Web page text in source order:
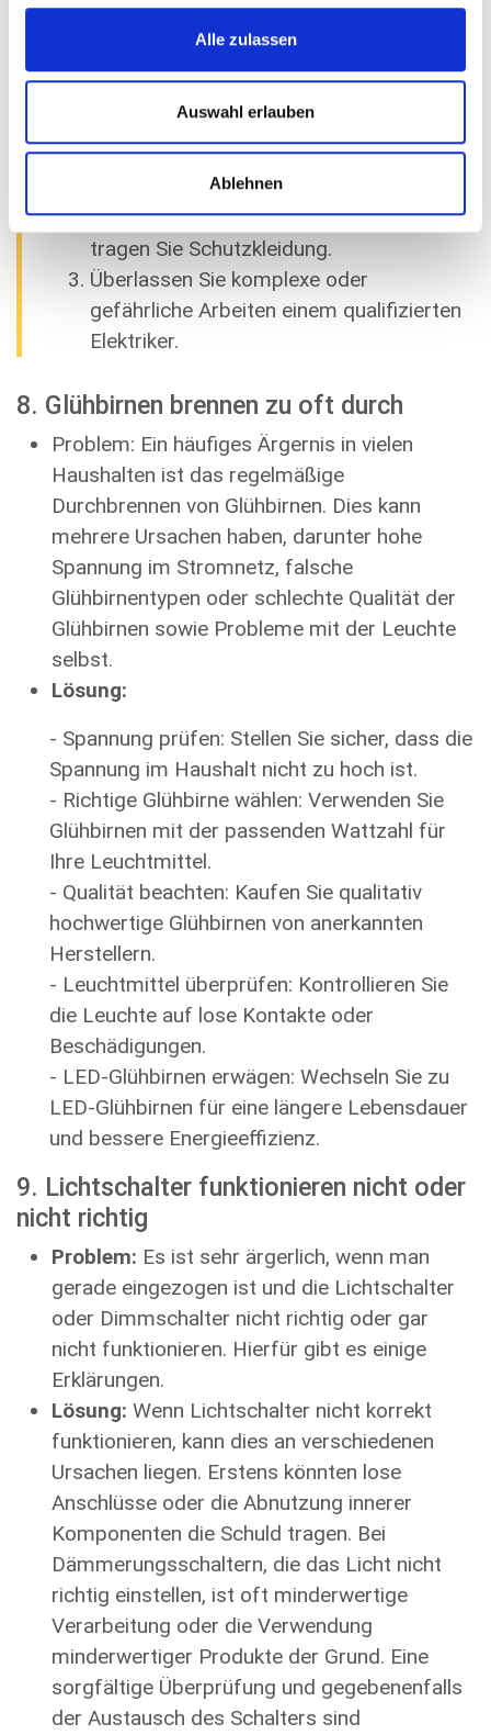
Alle zulassen
Auswahl erlauben
Ablehnen
Sicherheitsvorkehrungen
Schalten Sie immer die
Hauptstromversorgung aus, bevor Sie
elektrische Reparaturen durchführen.
Verwenden Sie isolierte Werkzeuge und
tragen Sie Schutzkleidung.
Überlassen Sie komplexe oder
gefährliche Arbeiten einem qualifizierten
Elektriker.
8. Glühbirnen brennen zu oft durch
Problem: Ein häufiges Ärgernis in vielen
Haushalten ist das regelmäßige
Durchbrennen von Glühbirnen. Dies kann
mehrere Ursachen haben, darunter hohe
Spannung im Stromnetz, falsche
Glühbirnentypen oder schlechte Qualität der
Glühbirnen sowie Probleme mit der Leuchte
selbst.
Lösung:
- Spannung prüfen: Stellen Sie sicher, dass die
Spannung im Haushalt nicht zu hoch ist.
- Richtige Glühbirne wählen: Verwenden Sie
Glühbirnen mit der passenden Wattzahl für
Ihre Leuchtmittel.
- Qualität beachten: Kaufen Sie qualitativ
hochwertige Glühbirnen von anerkannten
Herstellern.
- Leuchtmittel überprüfen: Kontrollieren Sie
die Leuchte auf lose Kontakte oder
Beschädigungen.
- LED-Glühbirnen erwägen: Wechseln Sie zu
LED-Glühbirnen für eine längere Lebensdauer
und bessere Energieeffizienz.
9. Lichtschalter funktionieren nicht oder
nicht richtig
Problem: Es ist sehr ärgerlich, wenn man
gerade eingezogen ist und die Lichtschalter
oder Dimmschalter nicht richtig oder gar
nicht funktionieren. Hierfür gibt es einige
Erklärungen.
Lösung: Wenn Lichtschalter nicht korrekt
funktionieren, kann dies an verschiedenen
Ursachen liegen. Erstens könnten lose
Anschlüsse oder die Abnutzung innerer
Komponenten die Schuld tragen. Bei
Dämmerungsschaltern, die das Licht nicht
richtig einstellen, ist oft minderwertige
Verarbeitung oder die Verwendung
minderwertiger Produkte der Grund. Eine
sorgfältige Überprüfung und gegebenenfalls
der Austausch des Schalters sind